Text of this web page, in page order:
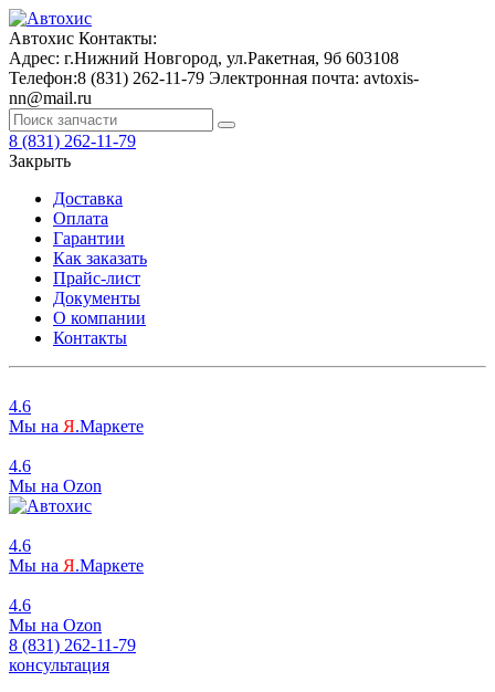
Автохис Контакты:
Адрес: г.Нижний Новгород, ул.Ракетная, 9б 603108
Телефон:8 (831) 262-11-79 Электронная почта: avtoxis-
nn@mail.ru
8 (831) 262-11-79
Закрыть
Доставка
Оплата
Гарантии
Как заказать
Прайс-лист
Документы
О компании
Контакты
4.6
Мы на Я.Маркете
4.6
Мы на Ozon
4.6
Мы на Я.Маркете
4.6
Мы на Ozon
8 (831) 262-11-79
консультация